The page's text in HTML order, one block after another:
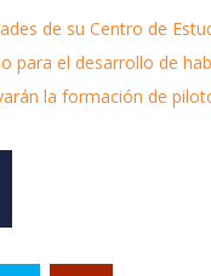
de su Centro de
para el desarrollo de
la formación de